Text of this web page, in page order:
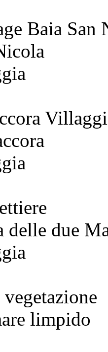
Baia San
delle due